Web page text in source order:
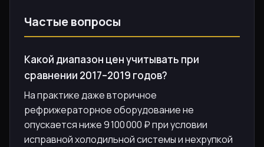
Частые вопросы
Какой диапазон цен учитывать при
сравнении 2017–2019 годов?
На практике даже вторичное
рефрижераторное оборудование не
опускается ниже 9 100 000 ₽ при условии
исправной холодильной системы и нехрупкой